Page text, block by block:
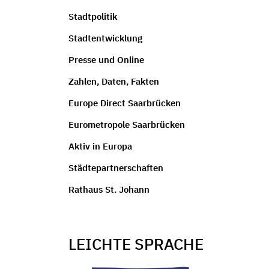
Stadtpolitik
Stadtentwicklung
Presse und Online
Zahlen, Daten, Fakten
Europe Direct Saarbrücken
Eurometropole Saarbrücken
Aktiv in Europa
Städtepartnerschaften
Rathaus St. Johann
LEICHTE SPRACHE